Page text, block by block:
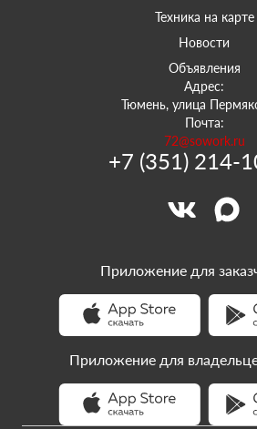
Техника на карте
Новости
Объявления
Адрес:
Тюмень, улица
Почта:
72@sowork.ru
+7 (351) 214-
Приложение для
Приложение для